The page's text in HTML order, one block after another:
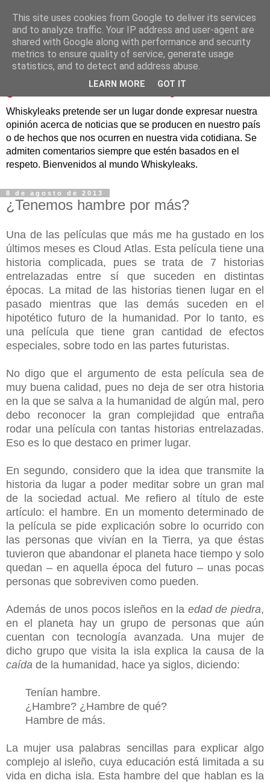
Whiskyleaks pretende ser un lugar donde expresar nuestra
opinión acerca de noticias que se producen en nuestro país
o de hechos que nos ocurren en nuestra vida cotidiana. Se
admiten comentarios siempre que estén basados en el
respeto. Bienvenidos al mundo Whiskyleaks.
8 de agosto de 2013
¿Tenemos hambre por más?
Una de las películas que más me ha gustado en los
últimos meses es Cloud Atlas. Esta película tiene una
historia complicada, pues se trata de 7 historias
entrelazadas entre sí que suceden en distintas
épocas. La mitad de las historias tienen lugar en el
pasado mientras que las demás suceden en el
hipotético futuro de la humanidad. Por lo tanto, es
una película que tiene gran cantidad de efectos
especiales, sobre todo en las partes futuristas.
No digo que el argumento de esta película sea de
muy buena calidad, pues no deja de ser otra historia
en la que se salva a la humanidad de algún mal, pero
debo reconocer la gran complejidad que entraña
rodar una película con tantas historias entrelazadas.
Eso es lo que destaco en primer lugar.
En segundo, considero que la idea que transmite la
historia da lugar a poder meditar sobre un gran mal
de la sociedad actual. Me refiero al título de este
artículo: el hambre. En un momento determinado de
la película se pide explicación sobre lo ocurrido con
las personas que vivían en la Tierra, ya que éstas
tuvieron que abandonar el planeta hace tiempo y solo
quedan – en aquella época del futuro – unas pocas
personas que sobreviven como pueden.
Además de unos pocos isleños en la edad de piedra,
en el planeta hay un grupo de personas que aún
cuentan con tecnología avanzada. Una mujer de
dicho grupo que visita la isla explica la causa de la
caída de la humanidad, hace ya siglos, diciendo:
Tenían hambre.
¿Hambre? ¿Hambre de qué?
Hambre de más.
La mujer usa palabras sencillas para explicar algo
complejo al isleño, cuya educación está limitada a su
vida en dicha isla. Esta hambre del que hablan es la
This site uses cookies from Google to deliver its services
and to analyze traffic. Your IP address and user-agent are
shared with Google along with performance and security
metrics to ensure quality of service, generate usage
statistics, and to detect and address abuse.
LEARN MORE GOT IT